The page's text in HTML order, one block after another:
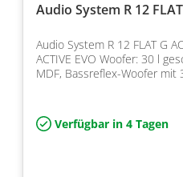
Audio System R 12
Audio System R 12 FLAT G
ACTIVE EVO Woofer: 30 l
MDF, Bassreflex-Woofer mit
Verfügbar in 4 Tagen